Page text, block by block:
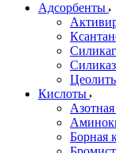
Адсорбенты
Кислоты
Борная